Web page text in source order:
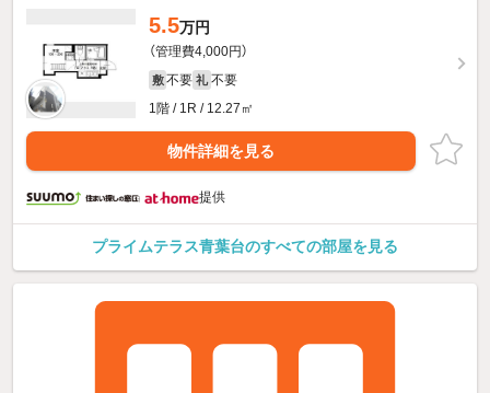
5.5万円
（管理費4,000円）
敷 不要 礼 不要
1階 / 1R / 12.27㎡
物件詳細を見る
提供
プライムテラス青葉台のすべての部屋を見る